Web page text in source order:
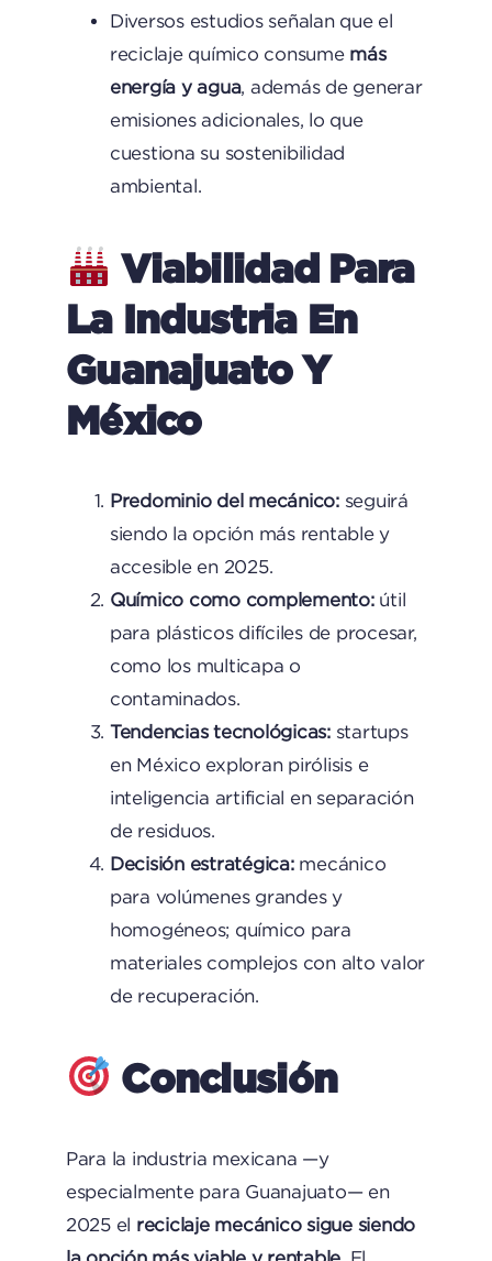
Diversos estudios señalan que el
reciclaje químico consume más
energía y agua, además de generar
emisiones adicionales, lo que
cuestiona su sostenibilidad
ambiental.
Viabilidad Para
La Industria En
Guanajuato Y
México
Predominio del mecánico:seguirá
siendo la opción más rentable y
accesible en 2025.
Químico como complemento:útil
para plásticos difíciles de procesar,
como los multicapa o
contaminados.
Tendencias tecnológicas:startups
en México exploran pirólisis e
inteligencia artificial en separación
de residuos.
Decisión estratégica:mecánico
para volúmenes grandes y
homogéneos; químico para
materiales complejos con alto valor
de recuperación.
Conclusión
Para la industria mexicana —y
especialmente para Guanajuato— en
2025 el reciclaje mecánico sigue siendo